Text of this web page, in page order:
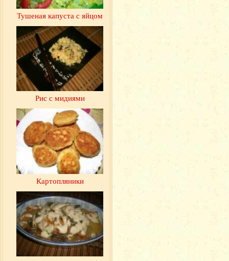
Тушеная капуста с яйцом
Рис с мидиями
Картопляники